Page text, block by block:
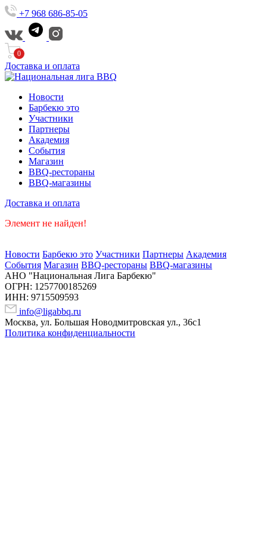
+7 968 686-85-05
0
Доставка и оплата
Новости
Барбекю это
Участники
Партнеры
Академия
События
Магазин
BBQ-рестораны
BBQ-магазины
Доставка и оплата
Элемент не найден!
Новости Барбекю это Участники Партнеры Академия
События Магазин BBQ-рестораны BBQ-магазины
АНО "Национальная Лига Барбекю"
ОГРН: 1257700185269
ИНН: 9715509593
info@ligabbq.ru
Москва, ул. Большая Новодмитровская ул., 36с1
Политика конфиденциальности